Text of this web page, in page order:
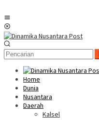
Home
Dunia
Nusantara
Daerah
Kalsel